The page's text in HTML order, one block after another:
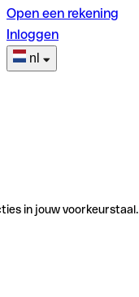
Open een rekening
Inloggen
nl
in jouw voorkeurstaal.